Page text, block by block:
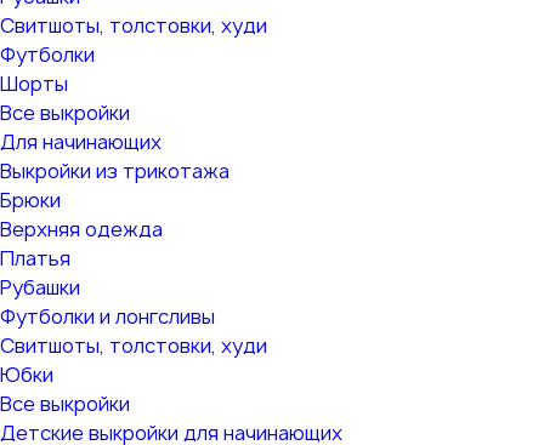
Свитшоты, толстовки, худи
Футболки
Шорты
Все выкройки
Для начинающих
Выкройки из трикотажа
Брюки
Верхняя одежда
Платья
Рубашки
Футболки и лонгсливы
Свитшоты, толстовки, худи
Юбки
Все выкройки
Детские выкройки для начинающих